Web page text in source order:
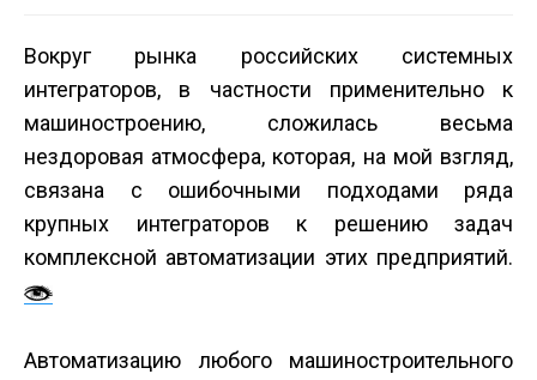
Вокруг рынка российских системных
интеграторов, в частности применительно к
машиностроению, сложилась весьма
нездоровая атмосфера, которая, на мой взгляд,
связана с ошибочными подходами ряда
крупных интеграторов к решению задач
комплексной автоматизации этих предприятий.
Автоматизацию любого машиностроительного